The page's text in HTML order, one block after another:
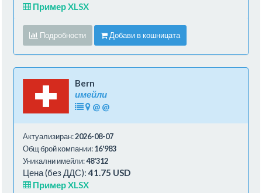
Пример XLSX
Подробности Добави в кошницата
Bern
имейли
@ @
Актуализиран:2026-08-07
Общ брой компании:16'983
Уникални имейли:48'312
Цена (без ДДС):41.75 USD
Пример XLSX